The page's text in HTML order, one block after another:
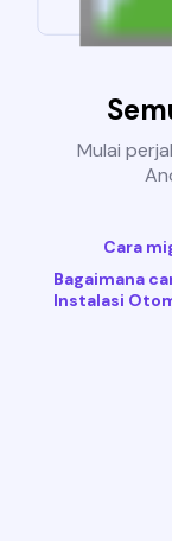
Mulai
Cara
Bagaimana
Instalasi